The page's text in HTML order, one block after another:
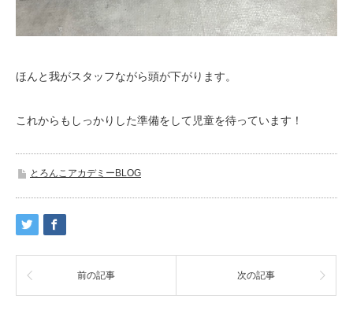
ほんと我がスタッフながら頭が下がります。
これからもしっかりした準備をして児童を待っています！
とろんこアカデミーBLOG
前の記事 次の記事